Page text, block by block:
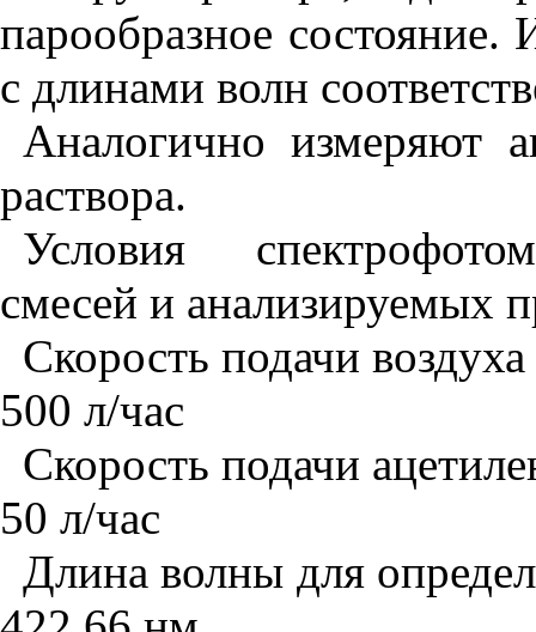
парообразное
с длинами волн
Аналогично измеряют
раствора.
Условия спект
смесей и анализируемых
Скорость подачи воздуха
500 л/час
Скорость подачи
50 л/час
Длина волны для